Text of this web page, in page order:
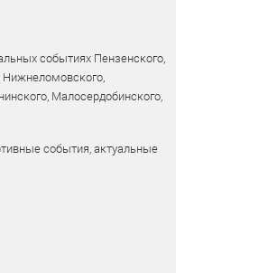
событиях Пензенского,
Нижнеломовского,
Малосердобинского,
события, актуальные